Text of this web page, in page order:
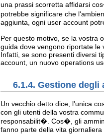
una prassi scorretta affidarsi
potrebbe significare che
aggiunta, ogni user account
Per questo motivo, se la vostra
guida dove vengono riportate
Infatti, se sono presenti diversi
account, un nuovo operations
6.1.4. Gestione
Un vecchio detto dice, l'unica
con gli utenti della vostra
responsabilit�. Cos�, gli
fanno parte della vita